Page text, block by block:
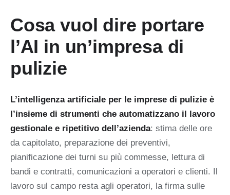
Cosa vuol dire portare
l’AI in un’impresa di
pulizie
L’intelligenza artificiale per le imprese di pulizie è
l’insieme di strumenti che automatizzano il lavoro
gestionale e ripetitivo dell’azienda: stima delle ore
da capitolato, preparazione dei preventivi,
pianificazione dei turni su più commesse, lettura di
bandi e contratti, comunicazioni a operatori e clienti. Il
lavoro sul campo resta agli operatori, la firma sulle